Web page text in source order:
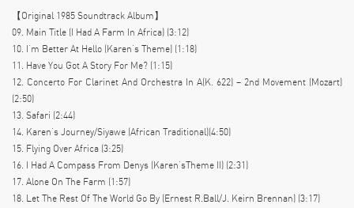
【Original 1985 Soundtrack Album】
09. Main Title (I Had A Farm In Africa) (3:12)
10. I’m Better At Hello (Karen’s Theme) (1:18)
11. Have You Got A Story For Me? (1:15)
12. Concerto For Clarinet And Orchestra In A(K. 622) – 2nd Movement (Mozart)
(2:50)
13. Safari (2:44)
14. Karen’s Journey/Siyawe (African Traditional)(4:50)
15. Flying Over Africa (3:25)
16. I Had A Compass From Denys (Karen’sTheme II) (2:31)
17. Alone On The Farm (1:57)
18. Let The Rest Of The World Go By (Ernest R.Ball/J. Keirn Brennan) (3:17)